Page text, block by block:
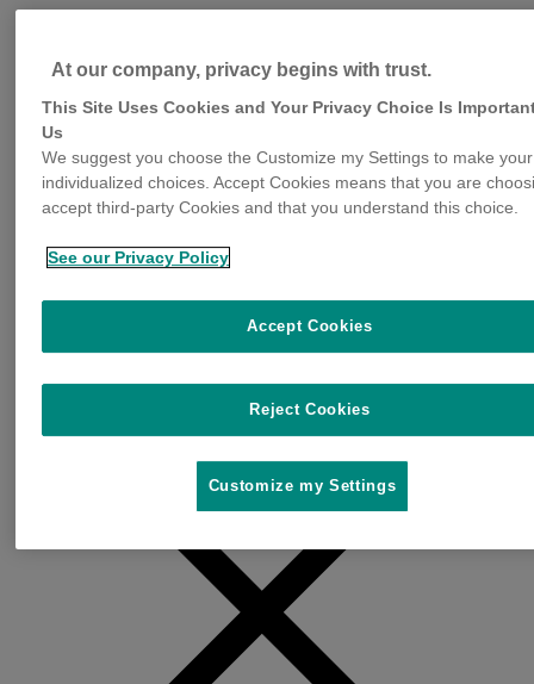
At our company, privacy begins with trust.
This Site Uses Cookies and Your Privacy Choice Is
Us
We suggest you choose the Customize my Settings to make your
individualized choices. Accept Cookies means that you are
accept third-party Cookies and that you understand this choice.
See our Privacy Policy
Reject Cookies
Accept Cookies
Customize my Settings